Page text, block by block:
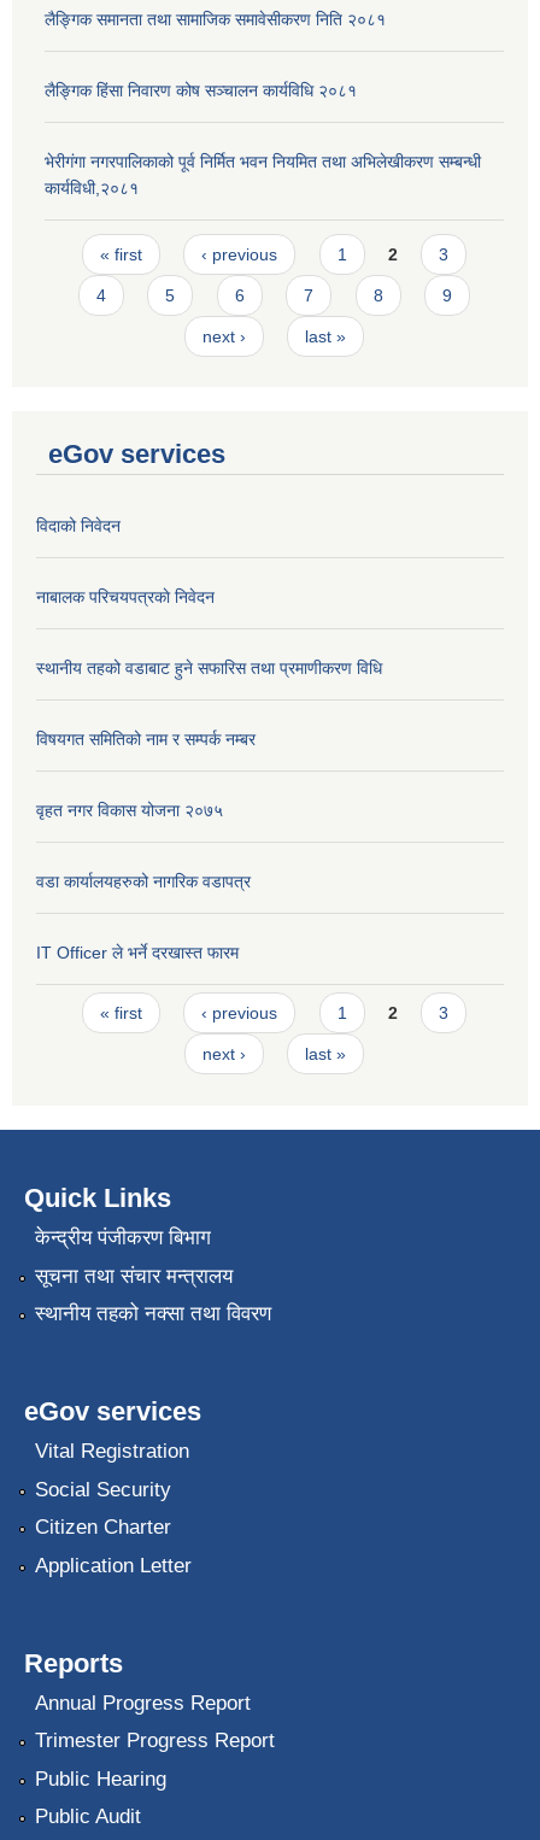
लैङ्गिक समानता तथा सामाजिक समावेसीकरण निति २०८१
लैङ्गिक हिंसा निवारण कोष सञ्चालन कार्यविधि २०८१
भेरीगंगा नगरपालिकाको पूर्व निर्मित भवन नियमित तथा अभिलेखीकरण सम्बन्धी
कार्यविधी,२०८१
Pages
« first ‹ previous 1 2 3
4 5 6 7 8 9
next › last »
eGov services
विदाको निवेदन
नाबालक परिचयपत्रकाे निवेदन
स्थानीय तहको वडाबाट हुने सफारिस तथा प्रमाणीकरण विधि
विषयगत समितिको नाम र सम्पर्क नम्बर
वृहत नगर विकास योजना २०७५
वडा कार्यालयहरुको नागरिक वडापत्र
IT Officer ले भर्ने दरखास्त फारम
Pages
« first ‹ previous 1 2 3
next › last »
Quick Links
केन्द्रीय पंजीकरण बिभाग
सूचना तथा संचार मन्त्रालय
स्थानीय तहको नक्सा तथा विवरण
eGov services
Vital Registration
Social Security
Citizen Charter
Application Letter
Reports
Annual Progress Report
Trimester Progress Report
Public Hearing
Public Audit